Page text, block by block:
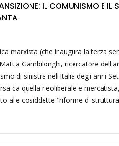
IL COMUNISMO E IL
marxista (che inaugura la terza
Gambilonghi, ricercatore
di sinistra nell'Italia degli anni
da quella neoliberale e
alle cosiddette "riforme di